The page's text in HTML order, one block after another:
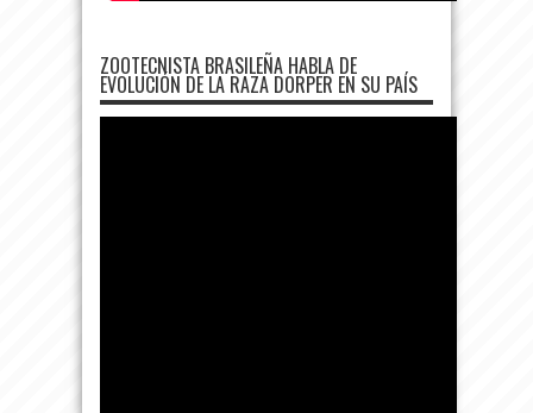
ZOOTECNISTA BRASILEÑA HABLA DE
EVOLUCIÓN DE LA RAZA DORPER EN SU PAÍS